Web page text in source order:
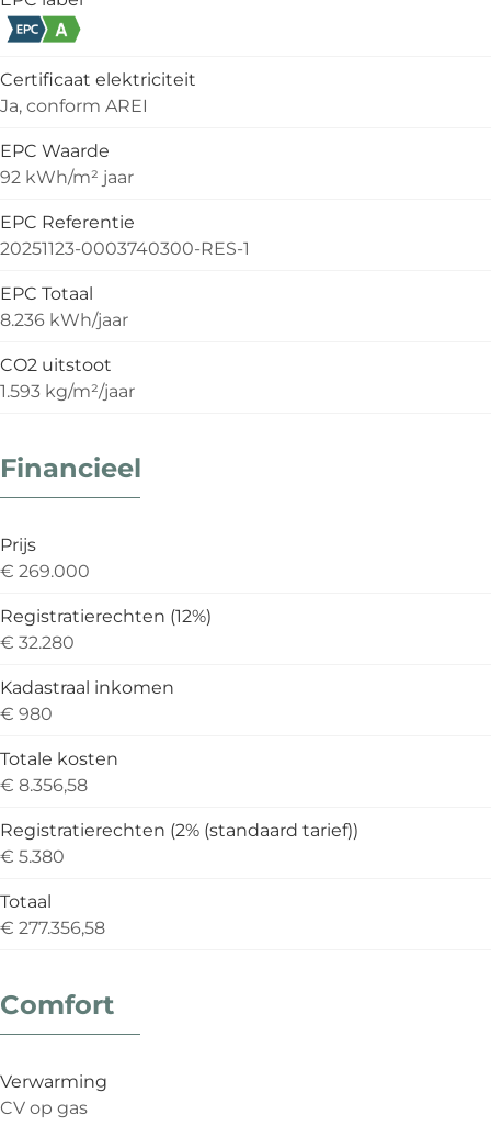
Certificaat elektriciteit
Ja, conform AREI
EPC Waarde
92 kWh/m² jaar
EPC Referentie
20251123-0003740300-RES-1
EPC Totaal
8.236 kWh/jaar
CO2 uitstoot
1.593 kg/m²/jaar
Financieel
Prijs
€ 269.000
Registratierechten (12%)
€ 32.280
Kadastraal inkomen
€ 980
Totale kosten
€ 8.356,58
Registratierechten (2% (standaard tarief))
€ 5.380
Totaal
€ 277.356,58
Comfort
Verwarming
CV op gas